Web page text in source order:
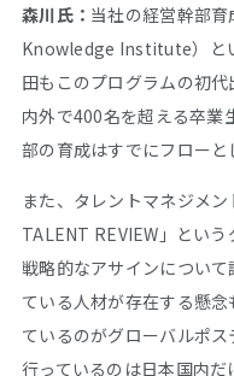
森川氏： 当社の経営幹部
Knowledge Institute）と
田もこのプログラムの初
内外で400名を超える卒業
部の育成はすでにフローと
また、タレントマネジメ
TALENT REVIEW」とい
戦略的なアサインについ
ている人材が存在する懸
ているのがグローバルポ
行っているのは日本国内